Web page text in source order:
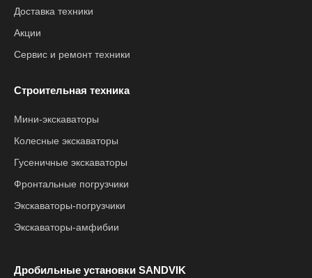
Доставка техники
Акции
Сервис и ремонт техники
Строительная техника
Мини-экскаваторы
Колесные экскаваторы
Гусеничные экскаваторы
Фронтальные погрузчики
Экскаваторы-погрузчики
Экскаваторы-амфибии
Дробильные установки SANDVIK